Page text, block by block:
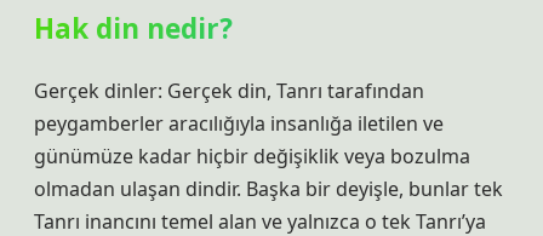
Hak din nedir?
Gerçek dinler: Gerçek din, Tanrı tarafından
peygamberler aracılığıyla insanlığa iletilen ve
günümüze kadar hiçbir değişiklik veya bozulma
olmadan ulaşan dindir. Başka bir deyişle, bunlar tek
Tanrı inancını temel alan ve yalnızca o tek Tanrı’ya